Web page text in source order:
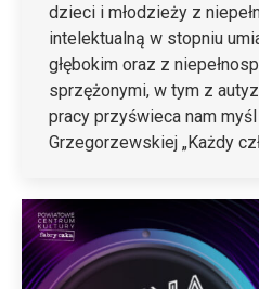
dzieci i młodzieży z
intelektualną w stopniu
głębokim oraz z
sprzężonymi, w tym z
pracy przyświeca nam
Grzegorzewskiej „Każdy